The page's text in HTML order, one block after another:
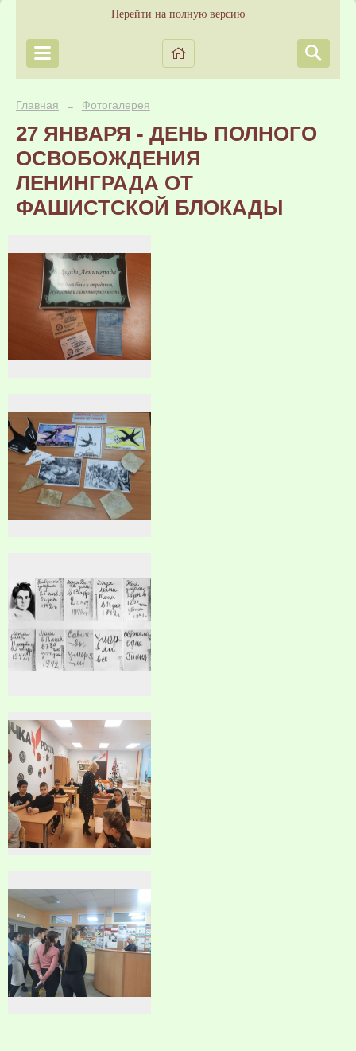
Перейти на полную версию
Главная → Фотогалерея
27 ЯНВАРЯ - ДЕНЬ ПОЛНОГО
ОСВОБОЖДЕНИЯ
ЛЕНИНГРАДА ОТ
ФАШИСТСКОЙ БЛОКАДЫ